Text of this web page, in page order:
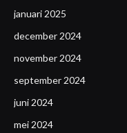
januari 2025
december 2024
november 2024
september 2024
juni 2024
mei 2024